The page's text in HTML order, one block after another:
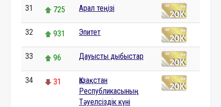
31 725 Арал теңізі
32 931 Эпитет
33 96 Дауысты дыбыстар
34 31
Қазақстан
Республикасының
Тәуелсіздік күні